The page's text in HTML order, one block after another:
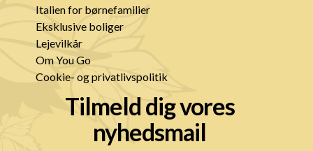
Italien for børnefamilier
Eksklusive boliger
Lejevilkår
Om You Go
Cookie- og privatlivspolitik
Tilmeld dig vores
nyhedsmail